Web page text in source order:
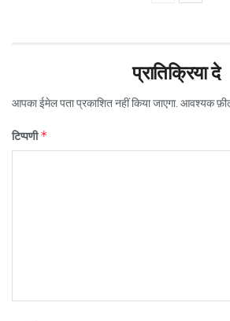
प्रातिक्रिया दे
आपका ईमेल पता प्रकाशित नहीं किया जाएगा. आवश्यक
टिप्पणी*